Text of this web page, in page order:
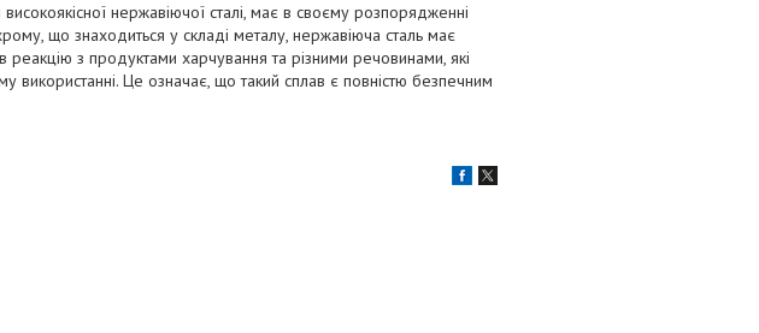
нержавіючої сталі, має в своєму розпорядженні
що знаходиться у складі металу, нержавіюча сталь має
в реакцію з продуктами харчування та різними речовинами, які
Це означає, що такий сплав є повністю безпечним